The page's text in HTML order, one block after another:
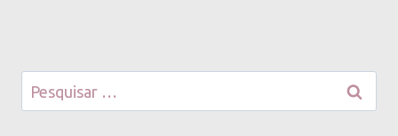
Pesquisar
por: